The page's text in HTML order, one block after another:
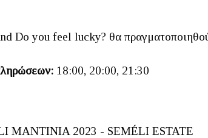
Do you feel lucky? θα
18:00, 20:00, 21:30
MANTINIA 2023 - SEMÉLI ESTATE